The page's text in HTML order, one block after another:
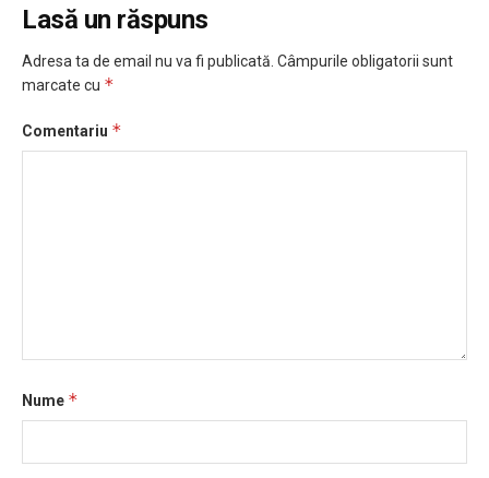
Lasă un răspuns
Adresa ta de email nu va fi publicată. Câmpurile obligatorii sunt
marcate cu *
Comentariu *
Nume *